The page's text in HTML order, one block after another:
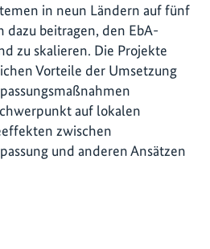
in neun Ländern auf fünf
dazu beitragen, den EbA-
zu skalieren. Die Projekte
Vorteile der Umsetzung
auf lokalen
zwischen
und anderen Ansätzen